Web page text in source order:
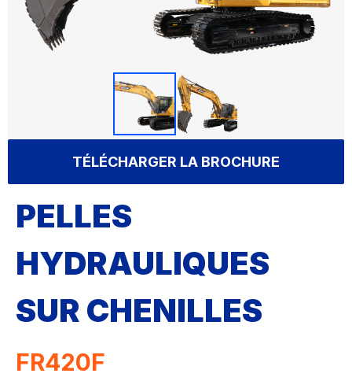
TÉLÉCHARGER LA BROCHURE
PELLES
HYDRAULIQUES
SUR CHENILLES
FR420F